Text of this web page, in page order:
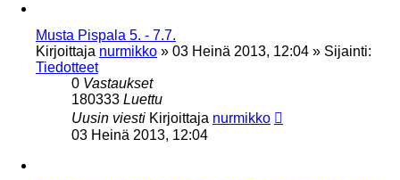
Musta Pispala 5. - 7.7.
Kirjoittaja nurmikko » 03 Heinä 2013, 12:04 » Sijainti:
Tiedotteet
0 Vastaukset
180333 Luettu
Uusin viesti Kirjoittaja nurmikko
03 Heinä 2013, 12:04